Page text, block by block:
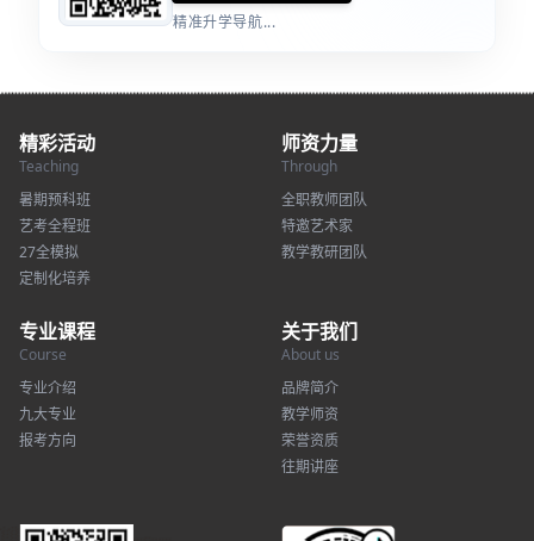
精准升学导航...
精彩活动
Teaching
暑期预科班
艺考全程班
27全模拟
定制化培养
师资力量
Through
全职教师团队
特邀艺术家
教学教研团队
专业课程
Course
专业介绍
九大专业
报考方向
关于我们
About us
品牌简介
教学师资
荣誉资质
往期讲座